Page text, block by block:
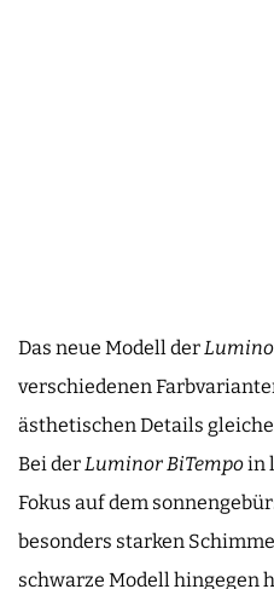
Das neue Modell der
verschiedenen
ästhetischen Details
Bei derLuminor BiTempoin
Fokus auf dem
besonders starken
schwarze Modell hingegen